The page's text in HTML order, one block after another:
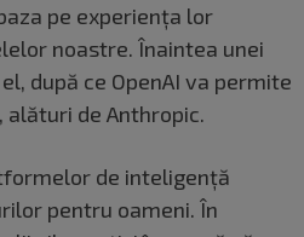
pe experienţa lor
noastre. Înaintea unei
după ce OpenAI va permite
alături de Anthropic.
de inteligență
pentru oameni. În